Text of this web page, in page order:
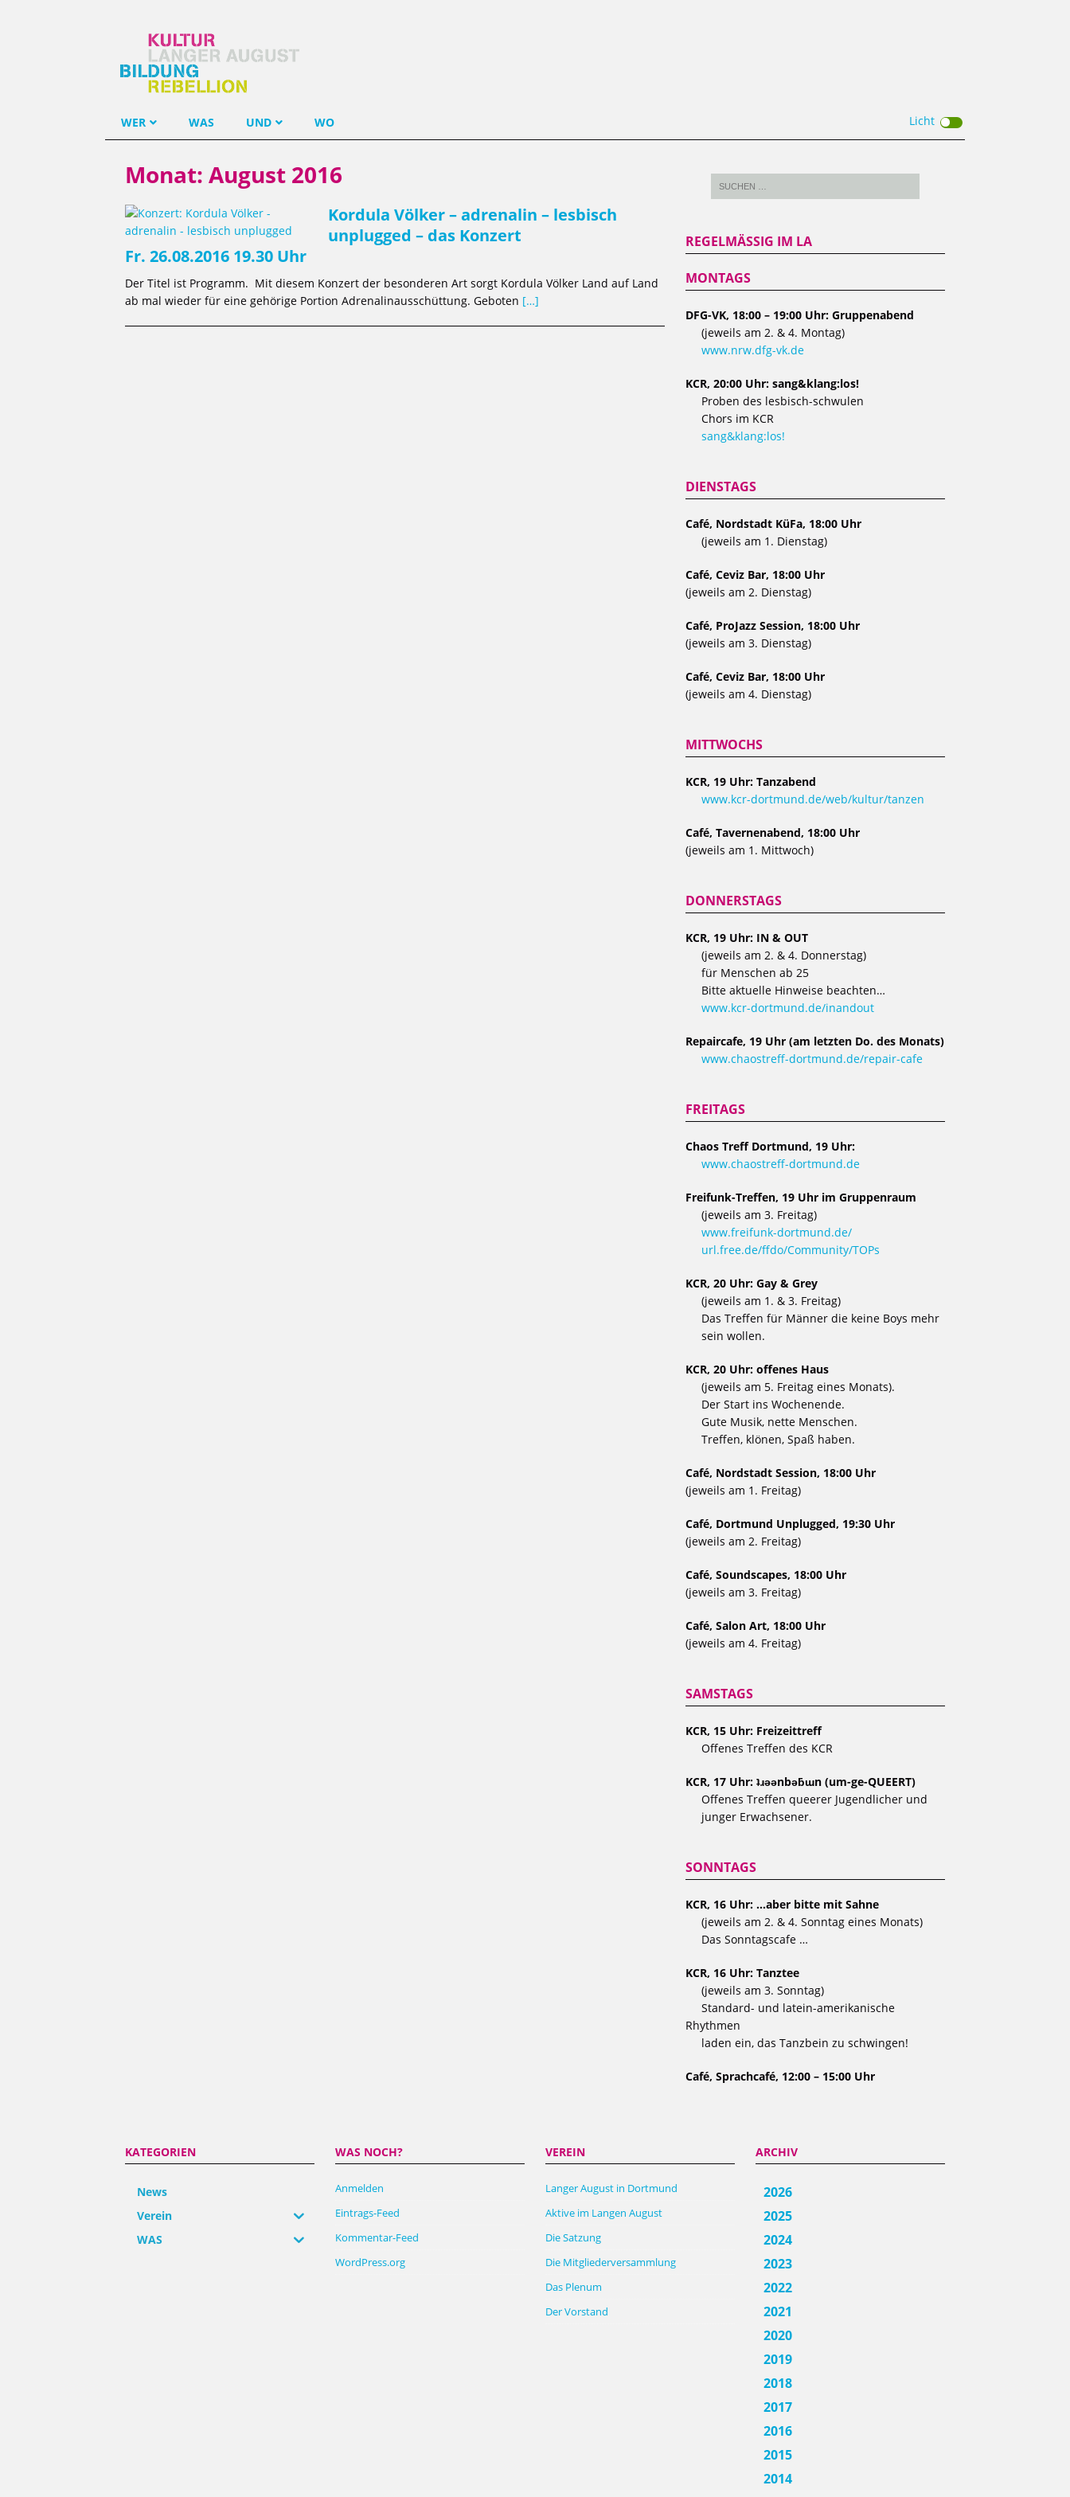
WER WAS UND WO Licht
Monat: August 2016
Kordula Völker – adrenalin – lesbisch
unplugged – das Konzert
Fr. 26.08.2016 19.30 Uhr
Der Titel ist Programm. Mit diesem Konzert der besonderen Art sorgt Kordula Völker Land auf Land
ab mal wieder für eine gehörige Portion Adrenalinausschüttung. Geboten […]
REGELMÄSSIG IM LA
MONTAGS
DFG-VK, 18:00 – 19:00 Uhr: Gruppenabend
(jeweils am 2. & 4. Montag)
www.nrw.dfg-vk.de
KCR, 20:00 Uhr: sang&klang:los!
Proben des lesbisch-schwulen
Chors im KCR
sang&klang:los!
DIENSTAGS
Café, Nordstadt KüFa, 18:00 Uhr
(jeweils am 1. Dienstag)
Café, Ceviz Bar, 18:00 Uhr
(jeweils am 2. Dienstag)
Café, ProJazz Session, 18:00 Uhr
(jeweils am 3. Dienstag)
Café, Ceviz Bar, 18:00 Uhr
(jeweils am 4. Dienstag)
MITTWOCHS
KCR, 19 Uhr: Tanzabend
www.kcr-dortmund.de/web/kultur/tanzen
Café, Tavernenabend, 18:00 Uhr
(jeweils am 1. Mittwoch)
DONNERSTAGS
KCR, 19 Uhr: IN & OUT
(jeweils am 2. & 4. Donnerstag)
für Menschen ab 25
Bitte aktuelle Hinweise beachten…
www.kcr-dortmund.de/inandout
Repaircafe, 19 Uhr (am letzten Do. des Monats)
www.chaostreff-dortmund.de/repair-cafe
FREITAGS
Chaos Treff Dortmund, 19 Uhr:
www.chaostreff-dortmund.de
Freifunk-Treffen, 19 Uhr im Gruppenraum
(jeweils am 3. Freitag)
www.freifunk-dortmund.de/
url.free.de/ffdo/Community/TOPs
KCR, 20 Uhr: Gay & Grey
(jeweils am 1. & 3. Freitag)
Das Treffen für Männer die keine Boys mehr
sein wollen.
KCR, 20 Uhr: offenes Haus
(jeweils am 5. Freitag eines Monats).
Der Start ins Wochenende.
Gute Musik, nette Menschen.
Treffen, klönen, Spaß haben.
Café, Nordstadt Session, 18:00 Uhr
(jeweils am 1. Freitag)
Café, Dortmund Unplugged, 19:30 Uhr
(jeweils am 2. Freitag)
Café, Soundscapes, 18:00 Uhr
(jeweils am 3. Freitag)
Café, Salon Art, 18:00 Uhr
(jeweils am 4. Freitag)
SAMSTAGS
KCR, 15 Uhr: Freizeittreff
Offenes Treffen des KCR
KCR, 17 Uhr: ʇɹǝǝnbǝƃɯn (um-ge-QUEERT)
Offenes Treffen queerer Jugendlicher und
junger Erwachsener.
SONNTAGS
KCR, 16 Uhr: …aber bitte mit Sahne
(jeweils am 2. & 4. Sonntag eines Monats)
Das Sonntagscafe …
KCR, 16 Uhr: Tanztee
(jeweils am 3. Sonntag)
Standard- und latein-amerikanische
Rhythmen
laden ein, das Tanzbein zu schwingen!
Café, Sprachcafé, 12:00 – 15:00 Uhr
KATEGORIEN
News
Verein
WAS
WAS NOCH?
Anmelden
Eintrags-Feed
Kommentar-Feed
WordPress.org
VEREIN
Langer August in Dortmund
Aktive im Langen August
Die Satzung
Die Mitgliederversammlung
Das Plenum
Der Vorstand
ARCHIV
2026
2025
2024
2023
2022
2021
2020
2019
2018
2017
2016
2015
2014